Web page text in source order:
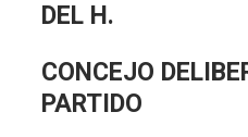
DEL H.
CONCEJO
PARTIDO